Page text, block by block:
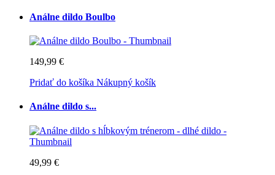
Análne dildo Boulbo
149,99 €
Pridať do košíka Nákupný košík
Análne dildo s...
49,99 €